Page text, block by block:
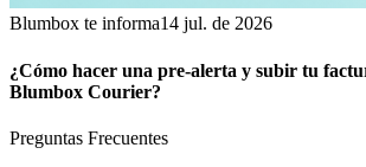
Blumbox te informa14 jul. de 2026
¿Cómo hacer una pre-alerta y subir tu
Blumbox Courier?
Preguntas Frecuentes